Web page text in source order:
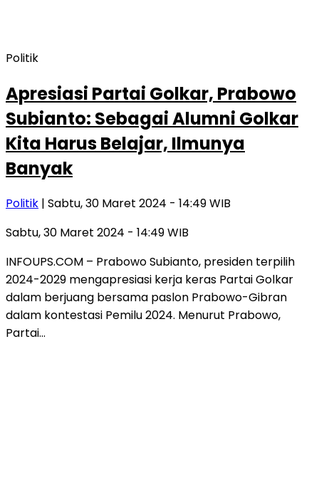
Politik
Apresiasi Partai Golkar, Prabowo
Subianto: Sebagai Alumni Golkar
Kita Harus Belajar, Ilmunya
Banyak
Politik | Sabtu, 30 Maret 2024 - 14:49 WIB
Sabtu, 30 Maret 2024 - 14:49 WIB
INFOUPS.COM – Prabowo Subianto, presiden terpilih
2024-2029 mengapresiasi kerja keras Partai Golkar
dalam berjuang bersama paslon Prabowo-Gibran
dalam kontestasi Pemilu 2024. Menurut Prabowo,
Partai…